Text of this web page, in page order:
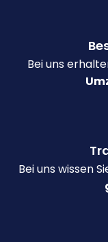
Bei uns
Bei uns wissen